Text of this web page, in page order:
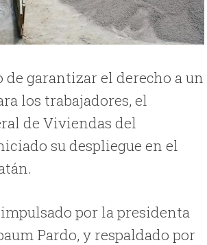
de garantizar el derecho a un
los trabajadores, el
de Viviendas del
su despliegue en el
por la presidenta
Pardo, y respaldado por